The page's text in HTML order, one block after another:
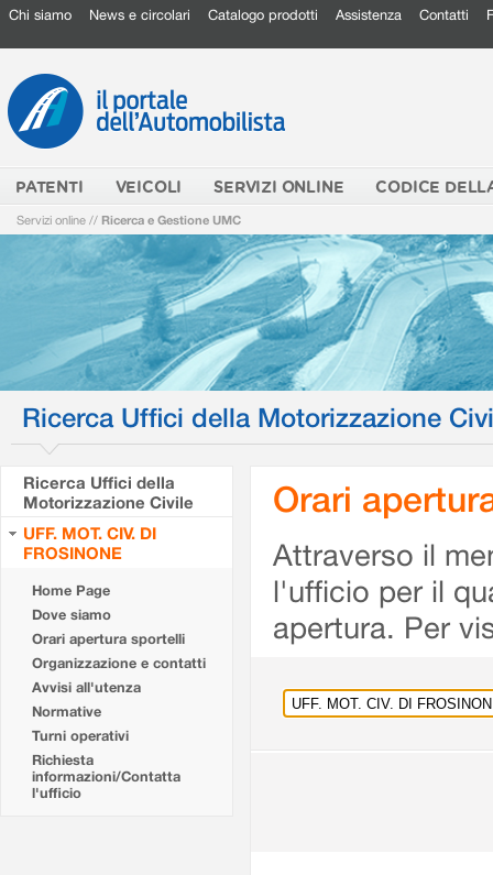
Chi siamo News e circolari Catalogo prodotti Assistenza Contatti
PATENTI VEICOLI SERVIZI ONLINE CODICE
Servizi online // Ricerca e Gestione UMC
Ricerca Uffici della Motorizzazione
Ricerca Uffici della
Motorizzazione Civile
UFF. MOT. CIV. DI
FROSINONE
Home Page
Dove siamo
Orari apertura sportelli
Organizzazione e contatti
Avvisi all'utenza
Normative
Turni operativi
Richiesta
informazioni/Contatta
l'ufficio
Orari
Attraverso il
l'ufficio per il
apertura. Per